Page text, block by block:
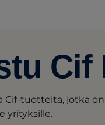
Cif
Cif-tuotteita, jotka
yrityksille.